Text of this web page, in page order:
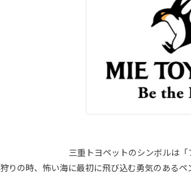
三重トヨペットのシンボルは「
狩りの時、怖い海に最初に飛び込む勇気のあるペ